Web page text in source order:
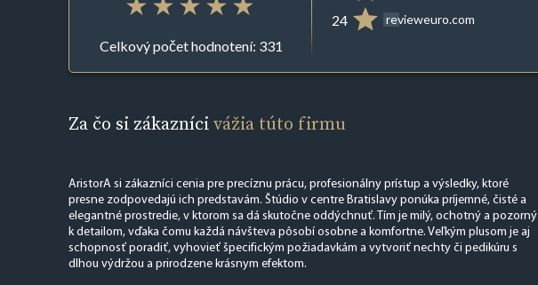
Celkový počet hodnotení: 331
24 revieweuro.com
Za čo si zákaznícivážia túto firmu
AristorA si zákazníci cenia pre precíznu prácu, profesionálny prístup a výsledky, ktoré
presne zodpovedajú ich predstavám. Štúdio v centre Bratislavy ponúka príjemné, čisté a
elegantné prostredie, v ktorom sa dá skutočne oddýchnuť. Tím je milý, ochotný a pozorný
k detailom, vďaka čomu každá návšteva pôsobí osobne a komfortne. Veľkým plusom je aj
schopnosť poradiť, vyhovieť špecifickým požiadavkám a vytvoriť nechty či pedikúru s
dlhou výdržou a prirodzene krásnym efektom.